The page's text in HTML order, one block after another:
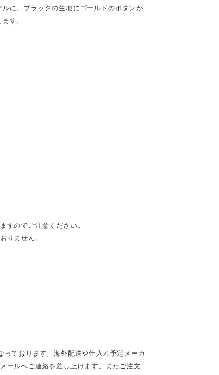
に。ブラックの生地にゴールドのボタンが
す。
すのでご注意ください。
りません。
ております。海外配送や仕入れ予定メーカ
ールへご連絡を差し上げます。またご注文